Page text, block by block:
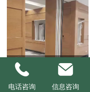
活动隔断
电话咨询 信息咨询